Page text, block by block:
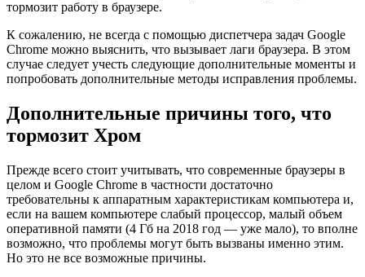
тормозит работу в браузере.
К сожалению, не всегда с помощью диспетчера задач Google
Chrome можно выяснить, что вызывает лаги браузера. В этом
случае следует учесть следующие дополнительные моменты и
попробовать дополнительные методы исправления проблемы.
Дополнительные причины того, что
тормозит Хром
Прежде всего стоит учитывать, что современные браузеры в
целом и Google Chrome в частности достаточно
требовательны к аппаратным характеристикам компьютера и,
если на вашем компьютере слабый процессор, малый объем
оперативной памяти (4 Гб на 2018 год — уже мало), то вполне
возможно, что проблемы могут быть вызваны именно этим.
Но это не все возможные причины.